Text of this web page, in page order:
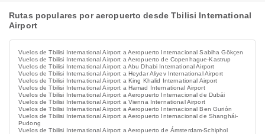
Rutas populares por aeropuerto desde Tbilisi International
Airport
Vuelos de Tbilisi International Airport a Aeropuerto Internacional Sabiha Gökçen
Vuelos de Tbilisi International Airport a Aeropuerto de Copenhague-Kastrup
Vuelos de Tbilisi International Airport a Abu Dhabi International Airport
Vuelos de Tbilisi International Airport a Heydar Aliyev International Airport
Vuelos de Tbilisi International Airport a King Khalid International Airport
Vuelos de Tbilisi International Airport a Hamad International Airport
Vuelos de Tbilisi International Airport a Aeropuerto Internacional de Dubái
Vuelos de Tbilisi International Airport a Vienna International Airport
Vuelos de Tbilisi International Airport a Aeropuerto Internacional Ben Gurión
Vuelos de Tbilisi International Airport a Aeropuerto Internacional de Shanghái-
Pudong
Vuelos de Tbilisi International Airport a Aeropuerto de Ámsterdam-Schiphol